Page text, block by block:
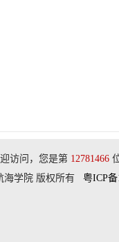
访问，您是第 12781466
海学院 版权所有
粤ICP备